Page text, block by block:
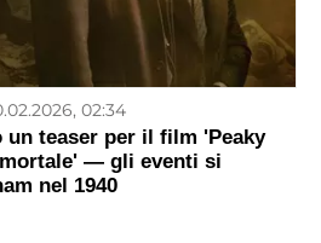
02:34
teaser per il film 'Peaky
— gli eventi si
nel 1940